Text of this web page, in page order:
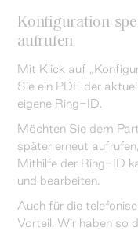
Konfiguration
aufrufen
Mit Klick auf
Sie ein PDF der
eigene Ring-ID.
Möchten Sie dem
später erneut
Mithilfe der Ring-ID
und bearbeiten.
Auch für die
Vorteil. Wir haben so